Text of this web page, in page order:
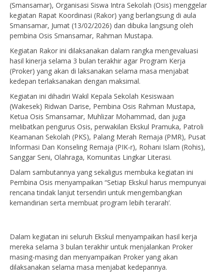
(Smansamar), Organisasi Siswa Intra Sekolah (Osis) menggelar
kegiatan Rapat Koordinasi (Rakor) yang berlangsung di aula
Smansamar, Jumat (13/02/2026) dan dibuka langsung oleh
pembina Osis Smansamar, Rahman Mustapa.
Kegiatan Rakor ini dilaksanakan dalam rangka mengevaluasi
hasil kinerja selama 3 bulan terakhir agar Program Kerja
(Proker) yang akan di laksanakan selama masa menjabat
kedepan terlaksanakan dengan maksimal.
Kegiatan ini dihadiri Wakil Kepala Sekolah Kesiswaan
(Wakesek) Ridwan Darise, Pembina Osis Rahman Mustapa,
Ketua Osis Smansamar, Muhlizar Mohammad, dan juga
melibatkan pengurus Osis, perwakilan Ekskul Pramuka, Patroli
Keamanan Sekolah (PKS), Palang Merah Remaja (PMR), Pusat
Informasi Dan Konseling Remaja (PIK-r), Rohani Islam (Rohis),
Sanggar Seni, Olahraga, Komunitas Lingkar Literasi.
Dalam sambutannya yang sekaligus membuka kegiatan ini
Pembina Osis menyampaikan “Setiap Ekskul harus mempunyai
rencana tindak lanjut tersendiri untuk mengembangkan
kemandirian serta membuat program lebih terarah’.
Dalam kegiatan ini seluruh Ekskul menyampaikan hasil kerja
mereka selama 3 bulan terakhir untuk menjalankan Proker
masing-masing dan menyampaikan Proker yang akan
dilaksanakan selama masa menjabat kedepannya.